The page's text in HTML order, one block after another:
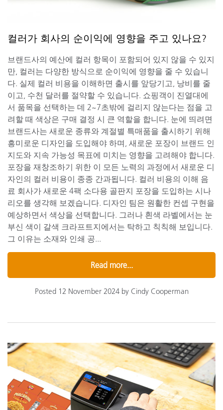
컬러가 회사의 순이익에 영향을 주고 있나요?
브랜드사의 예산에 컬러 항목이 포함되어 있지 않을 수 있지
만, 컬러는 다양한 방식으로 순이익에 영향을 줄 수 있습니
다. 실제 컬러 비용을 이해하면 출시를 앞당기고, 낭비를 줄
이고, 수천 달러를 절약할 수 있습니다. 쇼핑객이 진열대에
서 품목을 선택하는 데 2~7초밖에 걸리지 않는다는 점을 고
려할 때 색상은 구매 결정 시 큰 역할을 합니다. 눈에 띄려면
브랜드사는 새로운 종류와 계절별 특매품을 출시하기 위해
흥미로운 디자인을 도입해야 하며, 새로운 포장이 브랜드 인
지도와 지속 가능성 목표에 미치는 영향을 고려해야 합니다.
포장을 재창조하기 위한 이 모든 노력의 과정에서 새로운 디
자인의 컬러 비용이 종종 간과됩니다. 컬러 비용의 이해 음
료 회사가 새로운 4팩 소다용 골판지 포장을 도입하는 시나
리오를 생각해 보겠습니다. 디자인 팀은 원활한 컨셉 구현을
예상하면서 색상을 선택합니다. 그러나 흰색 라벨에서는 눈
부신 색이 갈색 크라프트지에서는 탁하고 칙칙해 보입니다.
그 이유는 소재와 인쇄 공...
Read more...
Posted 12 November 2024 by Cindy Cooperman